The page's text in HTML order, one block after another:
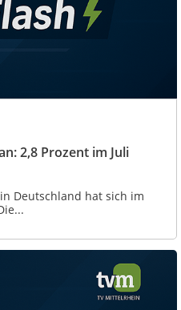
2,8 Prozent im Juli
Deutschland hat sich im